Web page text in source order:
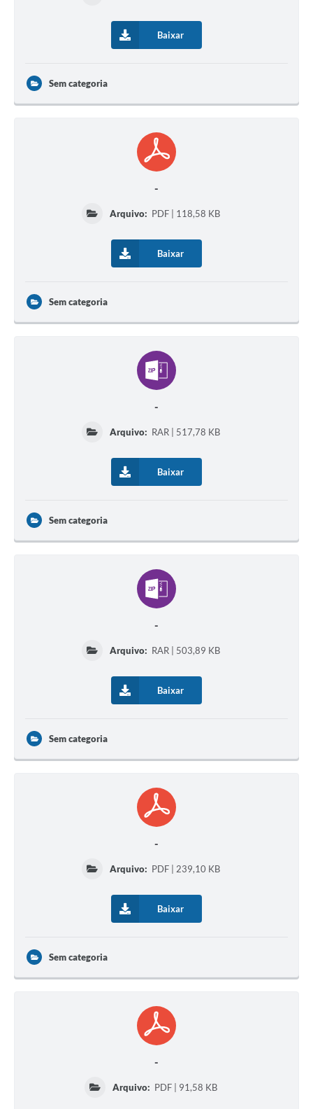
Baixar
Sem categoria
-
Arquivo: PDF | 118,58 KB
Baixar
Sem categoria
-
Arquivo: RAR | 517,78 KB
Baixar
Sem categoria
-
Arquivo: RAR | 503,89 KB
Baixar
Sem categoria
-
Arquivo: PDF | 239,10 KB
Baixar
Sem categoria
-
Arquivo: PDF | 91,58 KB